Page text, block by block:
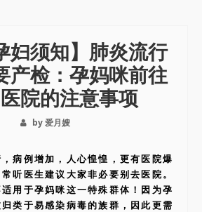
妇须知】肺炎流行
产检：孕妈咪前往
医院的注意事项
by 爱月嫂
病例增加，人心惶惶，更有医院爆
听医生建议大家非必要别去医院。
用于孕妈咪这一特殊群体！因为孕
类于易感染病毒的族群，因此更需